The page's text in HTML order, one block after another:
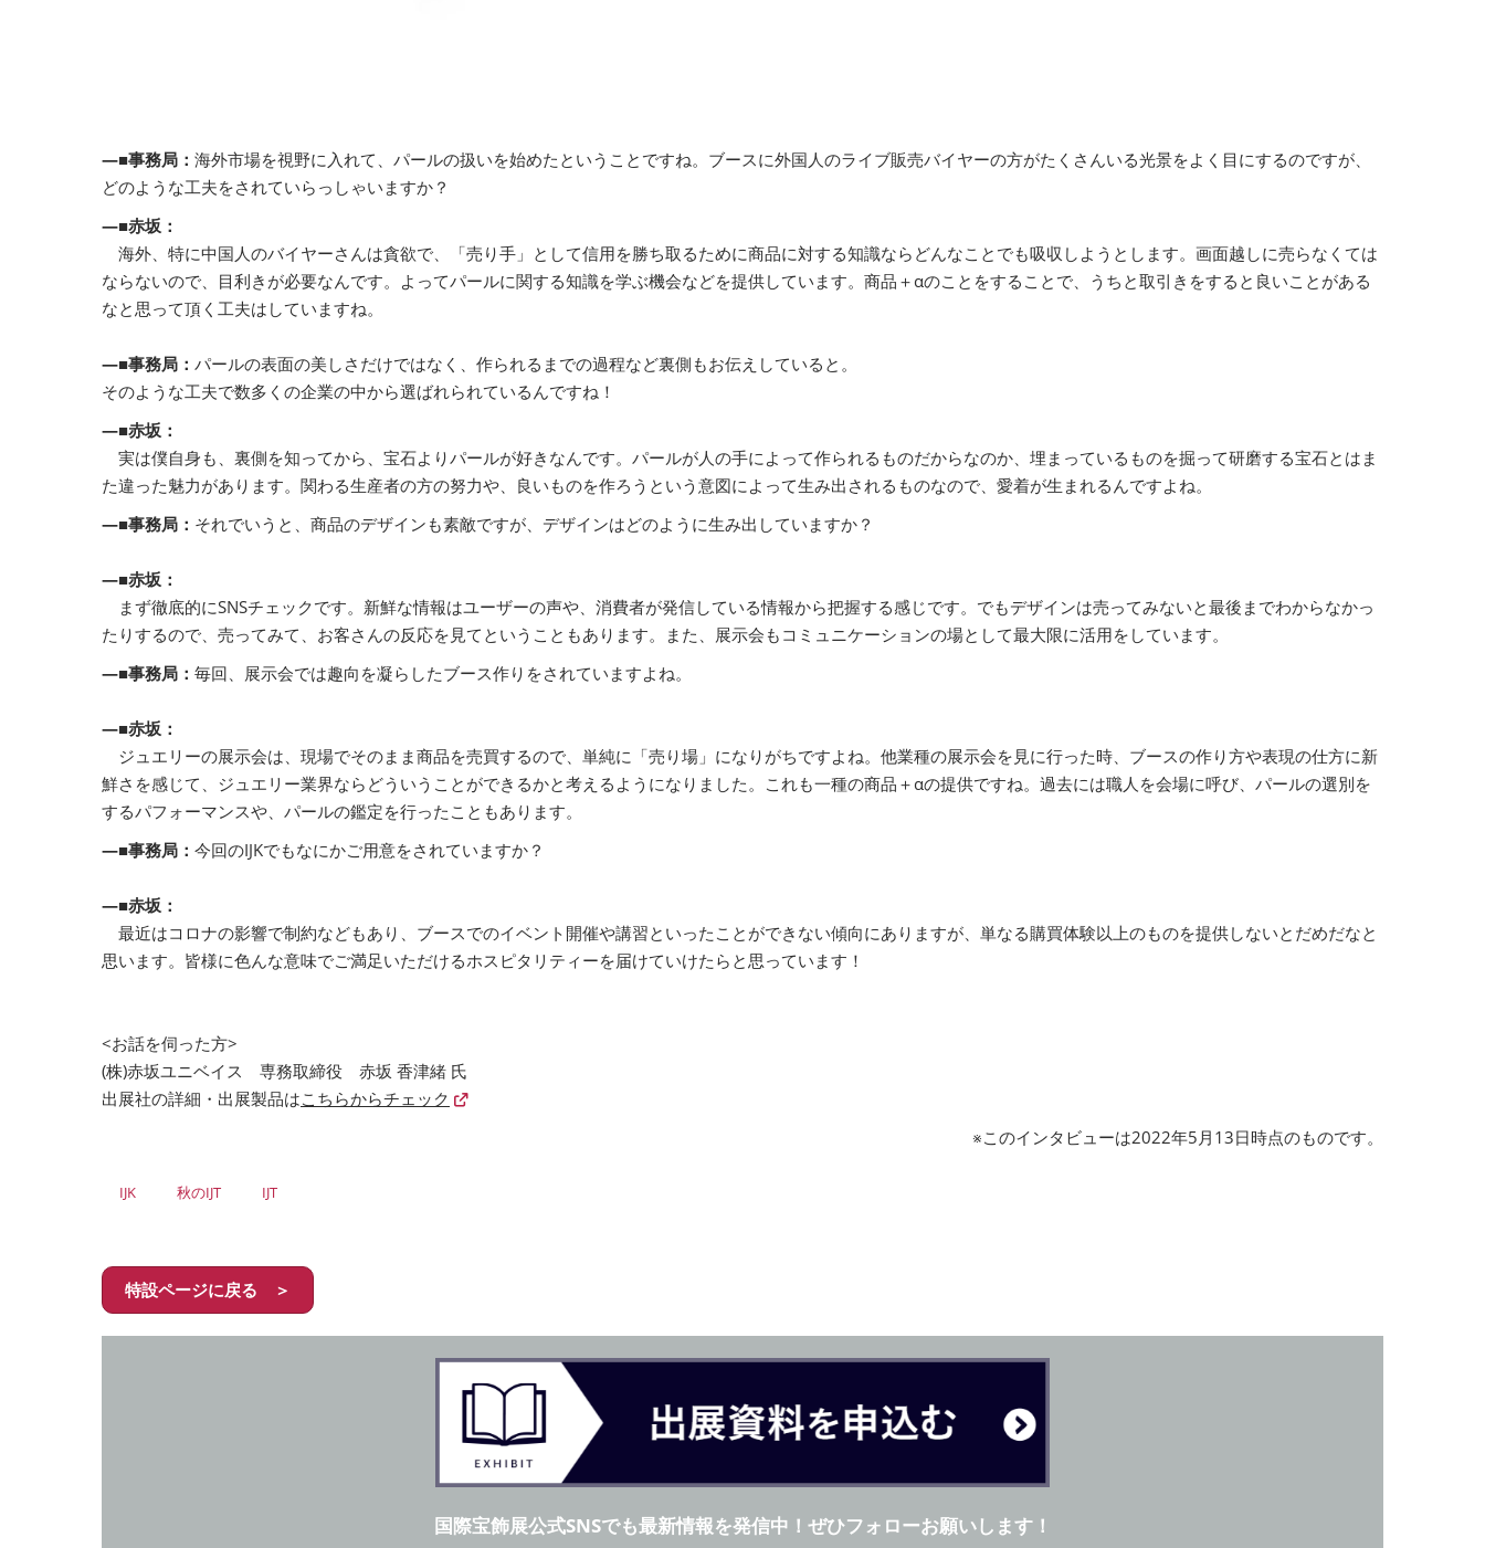
―■事務局： 海外市場を視野に入れて、パールの扱いを始めたということですね。ブースに外国人のライブ販売バイヤーの方がたくさんいる光景をよく目にするのですが、
どのような工夫をされていらっしゃいますか？
―■赤坂：
海外、特に中国人のバイヤーさんは貪欲で、「売り手」として信用を勝ち取るために商品に対する知識ならどんなことでも吸収しようとします。画面越しに売らなくては
ならないので、目利きが必要なんです。よってパールに関する知識を学ぶ機会などを提供しています。商品＋αのことをすることで、うちと取引きをすると良いことがある
なと思って頂く工夫はしていますね。
―■事務局： パールの表面の美しさだけではなく、作られるまでの過程など裏側もお伝えしていると。
そのような工夫で数多くの企業の中から選ばれられているんですね！
―■赤坂：
実は僕自身も、裏側を知ってから、宝石よりパールが好きなんです。パールが人の手によって作られるものだからなのか、埋まっているものを掘って研磨する宝石とはま
た違った魅力があります。関わる生産者の方の努力や、良いものを作ろうという意図によって生み出されるものなので、愛着が生まれるんですよね。
―■事務局： それでいうと、商品のデザインも素敵ですが、デザインはどのように生み出していますか？
―■赤坂：
まず徹底的にSNSチェックです。新鮮な情報はユーザーの声や、消費者が発信している情報から把握する感じです。でもデザインは売ってみないと最後までわからなかっ
たりするので、売ってみて、お客さんの反応を見てということもあります。また、展示会もコミュニケーションの場として最大限に活用をしています。
―■事務局： 毎回、展示会では趣向を凝らしたブース作りをされていますよね。
―■赤坂：
ジュエリーの展示会は、現場でそのまま商品を売買するので、単純に「売り場」になりがちですよね。他業種の展示会を見に行った時、ブースの作り方や表現の仕方に新
鮮さを感じて、ジュエリー業界ならどういうことができるかと考えるようになりました。これも一種の商品＋αの提供ですね。過去には職人を会場に呼び、パールの選別を
するパフォーマンスや、パールの鑑定を行ったこともあります。
―■事務局： 今回のIJKでもなにかご用意をされていますか？
―■赤坂：
最近はコロナの影響で制約などもあり、ブースでのイベント開催や講習といったことができない傾向にありますが、単なる購買体験以上のものを提供しないとだめだなと
思います。皆様に色んな意味でご満足いただけるホスピタリティーを届けていけたらと思っています！
<お話を伺った方>
(株)赤坂ユニベイス 専務取締役 赤坂 香津緒 氏
出展社の詳細・出展製品はこちらからチェック
※このインタビューは2022年5月13日時点のものです。
IJK 秋のIJT IJT
特設ページに戻る ＞
国際宝飾展公式SNSでも最新情報を発信中！ぜひフォローお願いします！